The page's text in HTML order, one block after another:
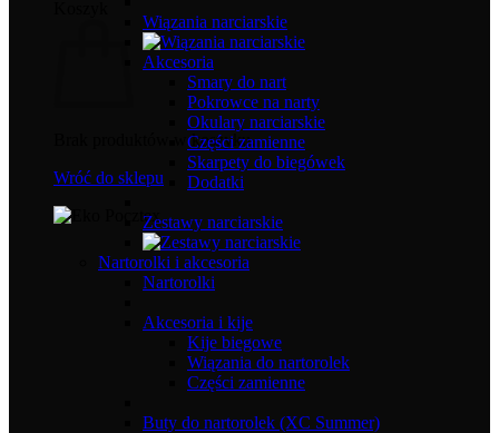
Brak produktów w koszyku.
Wróć do sklepu
Wiązania narciarskie
Akcesoria
Smary do nart
Pokrowce na narty
Okulary narciarskie
Części zamienne
Skarpety do biegówek
Dodatki
Zestawy narciarskie
Nartorolki i akcesoria
Nartorolki
Akcesoria i kije
Kije biegowe
Wiązania do nartorolek
Części zamienne
Buty do nartorolek (XC Summer)